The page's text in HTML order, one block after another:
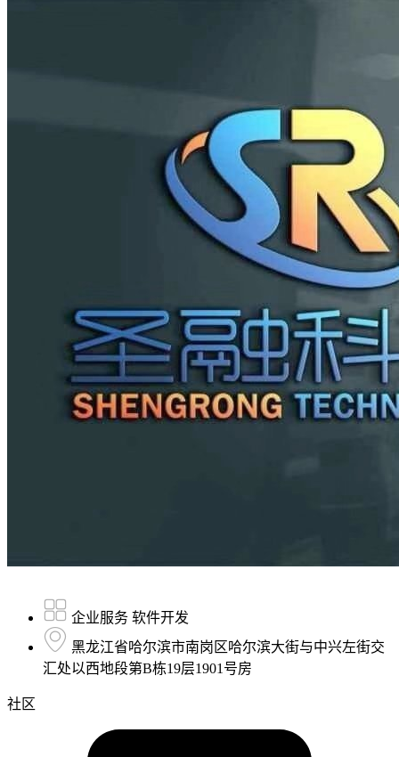
企业服务 软件开发
黑龙江省哈尔滨市南岗区哈尔滨大街与中兴左街交
汇处以西地段第B栋19层1901号房
社区